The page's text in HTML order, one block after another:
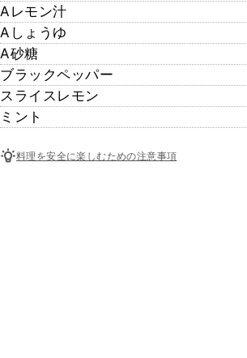
Aレモン汁
Aしょうゆ
A砂糖
ブラックペッパー
スライスレモン
ミント
料理を安全に楽しむための注意事項